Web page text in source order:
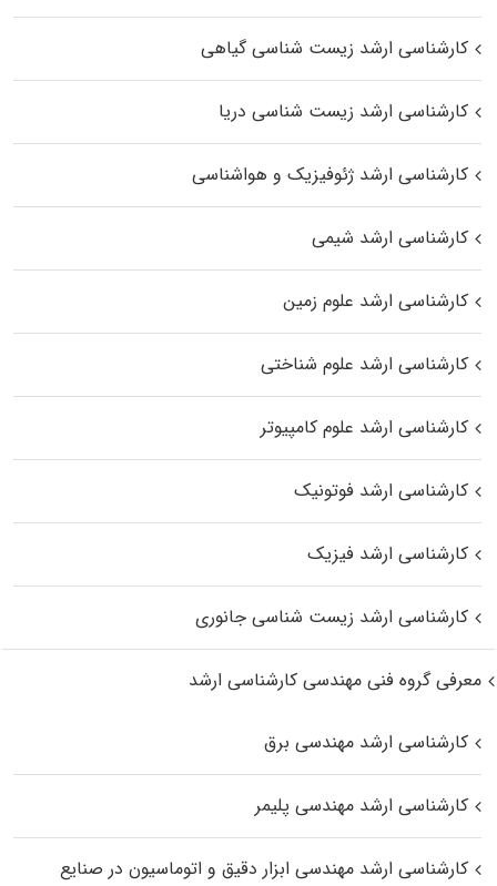
کارشناسی ارشد زیست‌ شناسی گیاهی
کارشناسی ارشد زیست‌ شناسی دریا
کارشناسی ارشد ژئوفیزیک و هواشناسی
کارشناسی ارشد شیمی
کارشناسی ارشد علوم زمین
کارشناسی ارشد علوم شناختی
کارشناسی ارشد علوم کامپیوتر
کارشناسی ارشد فوتونیک
کارشناسی ارشد فیزیک
کارشناسی ارشد زیست‌ شناسی جانوری
معرفی گروه فنی مهندسی کارشناسی ارشد
کارشناسی ارشد مهندسی برق
کارشناسی ارشد مهندسی پلیمر
کارشناسی ارشد مهندسی ابزار دقیق و اتوماسیون در صنایع